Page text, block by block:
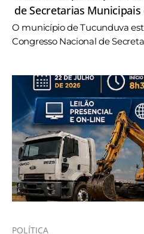
de Secretarias Municipais
O município de Tucunduva
Congresso Nacional de
POLÍTICA